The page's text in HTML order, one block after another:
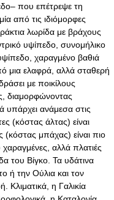
που επέτρεψε τη
από τις ιδιόμορφες
λωρίδα με βράχους
υψίπεδο, συνομήλικο
χαραγμένο βαθιά
μια ελαφρά, αλλά σταθερή
με ποικίλους
διαμορφώνοντας
υπάρχει ανάμεσα στις
(κόστας άλτας) είναι
(κόστας μπάχας) είναι πιο
χαραγμένες, αλλά πλατιές
του Βίγκο. Τα υδάτινα
ή την Ούλια και τον
Κλιματικά, η Γαλικία